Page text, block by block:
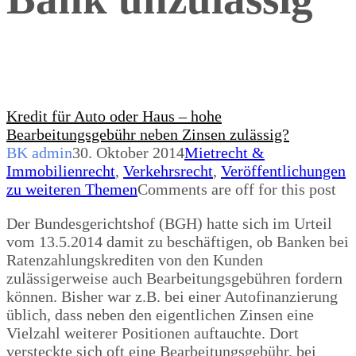
Kredit für Auto oder Haus – hohe
Bearbeitungsgebühr neben Zinsen zulässig?
BK admin30. Oktober 2014Mietrecht &
Immobilienrecht, Verkehrsrecht, Veröffentlichungen
zu weiteren ThemenComments are off for this post
Der Bundesgerichtshof (BGH) hatte sich im Urteil
vom 13.5.2014 damit zu beschäftigen, ob Banken bei
Ratenzahlungskrediten von den Kunden
zulässigerweise auch Bearbeitungsgebühren fordern
können. Bisher war z.B. bei einer Autofinanzierung
üblich, dass neben den eigentlichen Zinsen eine
Vielzahl weiterer Positionen auftauchte. Dort
versteckte sich oft eine Bearbeitungsgebühr, bei